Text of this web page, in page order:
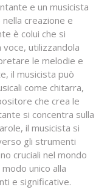
e un musicista
creazione e
è colui che si
utilizzandola
le melodie e
il musicista può
come chitarra,
che crea le
si concentra sulla
il musicista si
gli strumenti
cruciali nel mondo
unico alla
e significative.